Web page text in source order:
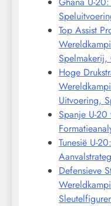
Top Assist
Spelmakerij,
Hoge
Uitvoering,
Spanje U-20
Tunesië U-
Defensieve